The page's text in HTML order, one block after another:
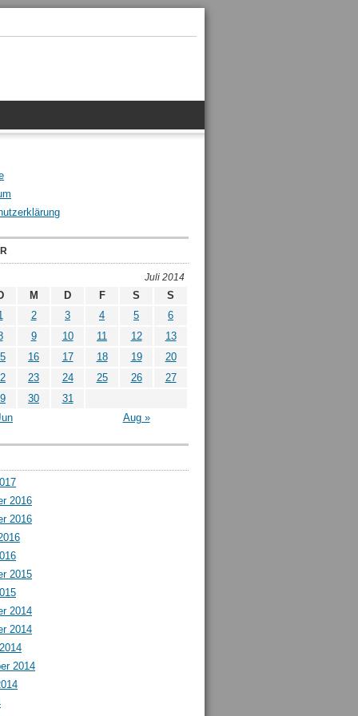
Juli 2014
M D F S S
Aug »
2 3 4 5
6
9 10 11 12
13
16 17 18 19
20
23 24 25 26
27
30 31
2016
2016
2015
2014
2014
2014